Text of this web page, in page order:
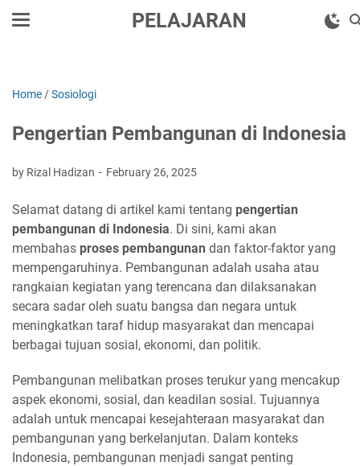
PELAJARAN
Home /Sosiologi
Pengertian Pembangunan di Indonesia
by Rizal Hadizan February 26, 2025
Selamat datang di artikel kami tentang pengertian
pembangunan di Indonesia. Di sini, kami akan
membahas proses pembangunan dan faktor-faktor yang
mempengaruhinya. Pembangunan adalah usaha atau
rangkaian kegiatan yang terencana dan dilaksanakan
secara sadar oleh suatu bangsa dan negara untuk
meningkatkan taraf hidup masyarakat dan mencapai
berbagai tujuan sosial, ekonomi, dan politik.
Pembangunan melibatkan proses terukur yang mencakup
aspek ekonomi, sosial, dan keadilan sosial. Tujuannya
adalah untuk mencapai kesejahteraan masyarakat dan
pembangunan yang berkelanjutan. Dalam konteks
Indonesia, pembangunan menjadi sangat penting